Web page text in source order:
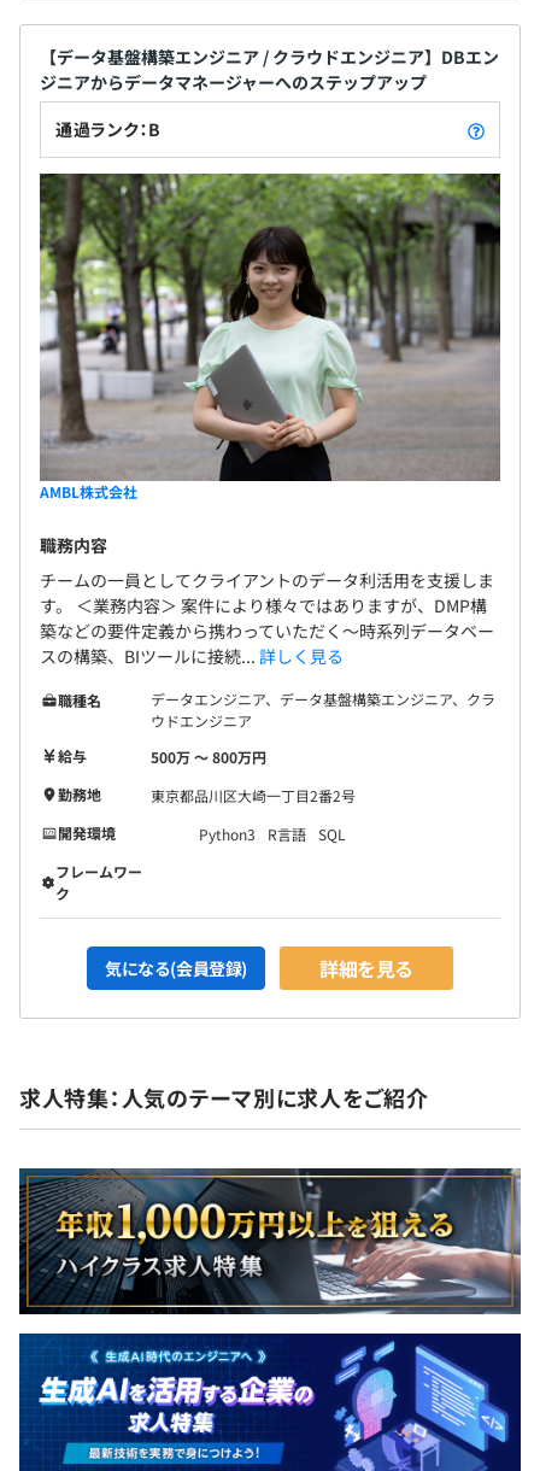
【データ基盤構築エンジニア / クラウドエンジニア】DBエン
ジニアからデータマネージャーへのステップアップ
通過ランク：B
AMBL株式会社
職務内容
チームの一員としてクライアントのデータ利活用を支援しま
す。 ＜業務内容＞ 案件により様々ではありますが、DMP構
築などの要件定義から携わっていただく～時系列データベー
スの構築、BIツールに接続... 詳しく見る
職種名
データエンジニア、データ基盤構築エンジニア、クラ
ウドエンジニア
給与
500万 〜 800万円
勤務地
東京都品川区大崎一丁目2番2号
開発環境
Python3 R言語 SQL
フレームワー
ク
気になる(会員登録) 詳細を見る
求人特集：人気のテーマ別に求人をご紹介